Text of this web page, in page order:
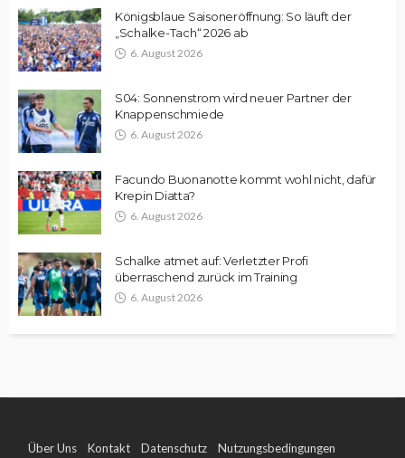
Königsblaue Saisoneröffnung: So läuft der
„Schalke-Tach“ 2026 ab
6. August 2026
S04: Sonnenstrom wird neuer Partner der
Knappenschmiede
6. August 2026
Facundo Buonanotte kommt wohl nicht, dafür
Krepin Diatta?
6. August 2026
Schalke atmet auf: Verletzter Profi
überraschend zurück im Training
6. August 2026
Über Uns Kontakt Datenschutz Nutzungsbedingungen